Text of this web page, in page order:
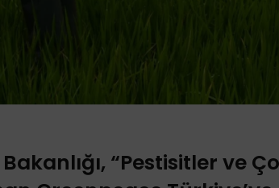
“Pestisitler ve